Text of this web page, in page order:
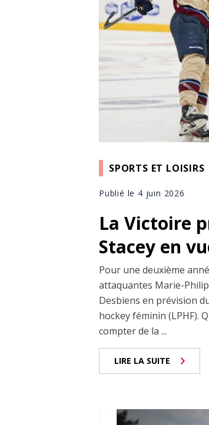
SPORTS ET LOISIRS
Publié le 4 juin 2026
La Victoire
Stacey en
Pour une deuxième
attaquantes Marie-
Desbiens en prévision
hockey féminin (LPHF).
compter de la ...
LIRE LA SUITE